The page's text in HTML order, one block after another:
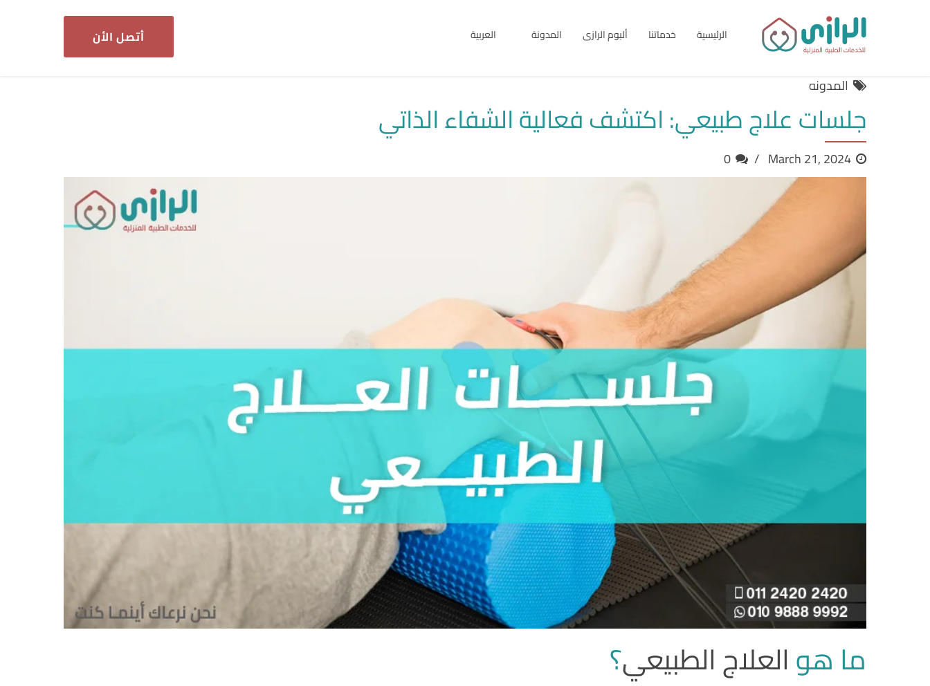
أتصل الأن الرئيسية خدماتنا ألبوم الرازى المدونة العربية
المدونه
جلسات علاج طبيعي: اكتشف فعالية الشفاء الذاتي
March 21, 2024
0
ما هوالعلاج الطبيعي؟